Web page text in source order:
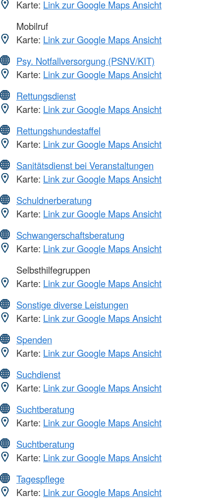
Karte: Link zur Google Maps Ansicht
Mobilruf
Karte: Link zur Google Maps Ansicht
Psy. Notfallversorgung (PSNV/KIT)
Karte: Link zur Google Maps Ansicht
Rettungsdienst
Karte: Link zur Google Maps Ansicht
Rettungshundestaffel
Karte: Link zur Google Maps Ansicht
Sanitätsdienst bei Veranstaltungen
Karte: Link zur Google Maps Ansicht
Schuldnerberatung
Karte: Link zur Google Maps Ansicht
Schwangerschaftsberatung
Karte: Link zur Google Maps Ansicht
Selbsthilfegruppen
Karte: Link zur Google Maps Ansicht
Sonstige diverse Leistungen
Karte: Link zur Google Maps Ansicht
Spenden
Karte: Link zur Google Maps Ansicht
Suchdienst
Karte: Link zur Google Maps Ansicht
Suchtberatung
Karte: Link zur Google Maps Ansicht
Suchtberatung
Karte: Link zur Google Maps Ansicht
Tagespflege
Karte: Link zur Google Maps Ansicht